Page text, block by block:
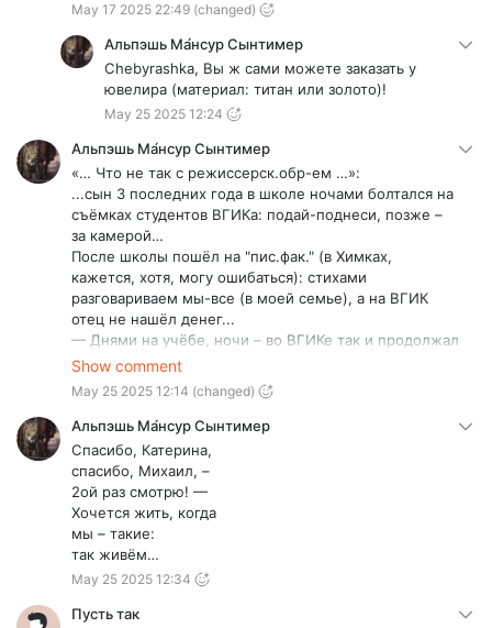
May 17 2025 22:49 (changed)
Альпэшь Ма́нсур Сынтимер
Chebyrashka, Вы ж сами можете заказать у
ювелира (материал: титан или золото)!
May 25 2025 12:24
Альпэшь Ма́нсур Сынтимер
«… Что не так с режиссерск.обр-ем …»:
...сын 3 последних года в школе ночами болтался на
съёмках студентов ВГИКа: подай-поднеси, позже –
за камерой…
После школы пошёл на "пис.фак." (в Химках,
кажется, хотя, могу ошибаться): стихами
разговариваем мы-все (в моей семье), а на ВГИК
отец не нашёл денег...
— Днями на учёбе, ночи – во ВГИКе так и продолжал
работать…
— Да, уже работал, попутно, нарабатывая
мастерство фото-художника (ну, и – деньги),
устроившись работать в фото-студии.
— В кон. IIIго курса такой жизни загремел в
реанимацию с остановкой сердца.
Тут отец:
„Чёрт – с тобой! иди на операторский.” - …сын к тому
времени заматерел и поступил в… ГИТР, что «… во
ВГИКе крепостное право никто и не отменял …» -
погиб 22 сент. 2022 г. – в… 20 км от границы, уже на
территории Казаkстана...
Понятно, что мы-все – талантливые: он, до кучи, был
Show comment
May 25 2025 12:14 (changed)
Альпэшь Ма́нсур Сынтимер
Спасибо, Катерина,
спасибо, Михаил, –
2ой раз смотрю! —
Хочется жить, когда
мы – такие:
так живём…
May 25 2025 12:34
Пусть так